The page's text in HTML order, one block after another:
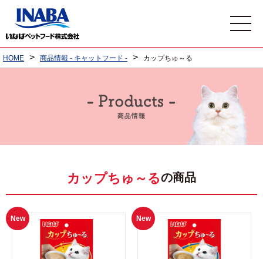
HOME > 商品情報 - キャットフード - > カップちゅ～る
カップちゅ～るの商品
New New